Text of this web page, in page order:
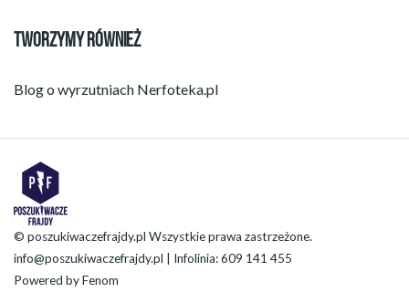
TWORZYMY RÓWNIEŻ
Blog o wyrzutniach Nerfoteka.pl
© poszukiwaczefrajdy.pl Wszystkie prawa zastrzeżone.
info@poszukiwaczefrajdy.pl | Infolinia: 609 141 455
Powered byFenom